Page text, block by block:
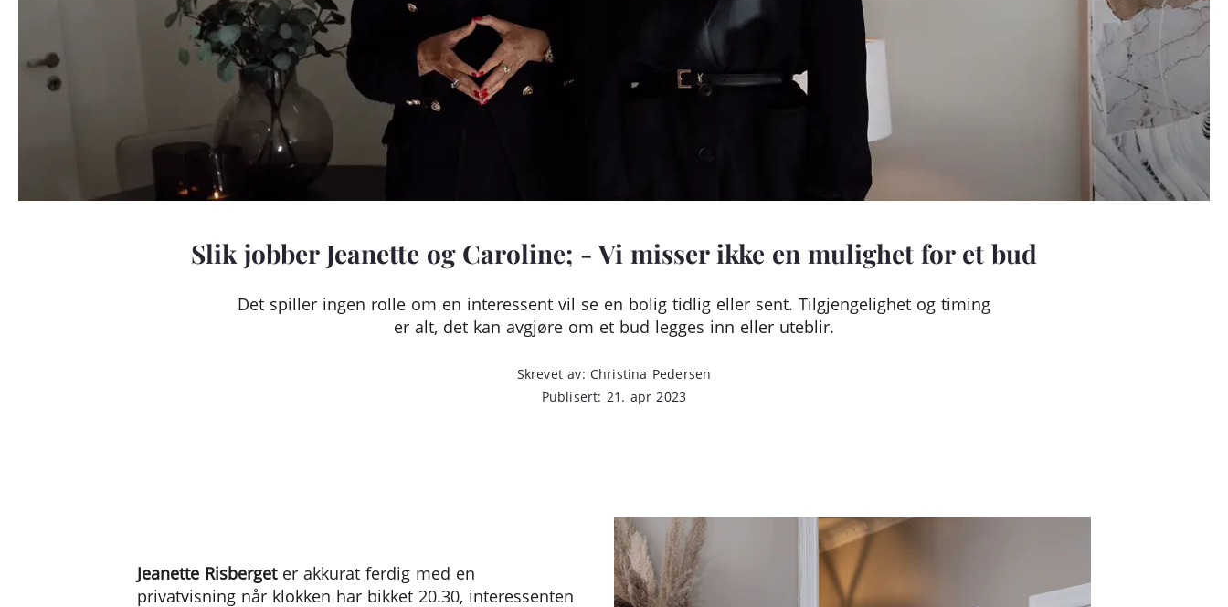
Slik jobber Jeanette og Caroline; - Vi misser ikke en mulighet for et bud
Det spiller ingen rolle om en interessent vil se en bolig tidlig eller sent. Tilgjengelighet og timing
er alt, det kan avgjøre om et bud legges inn eller uteblir.
Skrevet av: Christina Pedersen
Publisert: 21. apr 2023
Jeanette Risbergeter akkurat ferdig med en
privatvisning når klokken har bikket 20.30, interessenten